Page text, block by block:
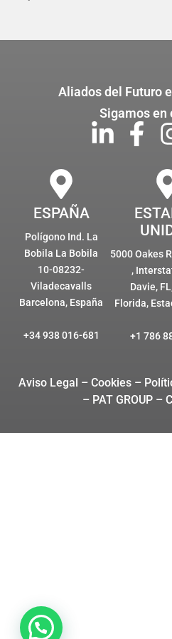
Aliados del Futuro
Sigamos en
ESPAÑA
Polígono Ind. La
Bobila La Bobila
10-08232-
Viladecavalls
Barcelona, España
+34 938 016-681
5000 Oakes
,
Davie,
Florida,
+1 786
Aviso Legal – Cookies–
– PAT GROUP –